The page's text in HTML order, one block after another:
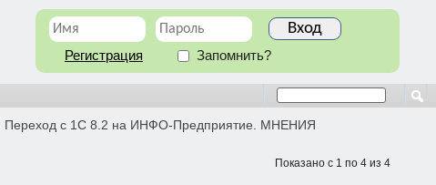
Регистрация Запомнить?
Переход с 1С 8.2 на ИНФО-Предприятие. МНЕНИЯ
Показано с 1 по 4 из 4